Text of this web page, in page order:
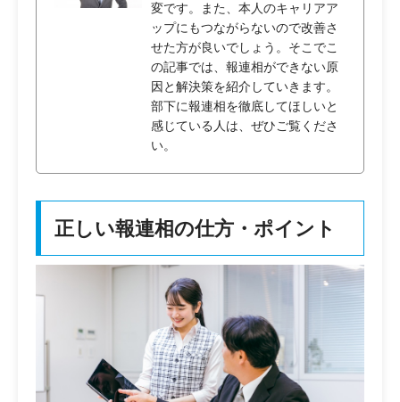
変です。また、本人のキャリアア
ップにもつながらないので改善さ
せた方が良いでしょう。そこでこ
の記事では、報連相ができない原
因と解決策を紹介していきます。
部下に報連相を徹底してほしいと
感じている人は、ぜひご覧くださ
い。
正しい報連相の仕方・ポイント